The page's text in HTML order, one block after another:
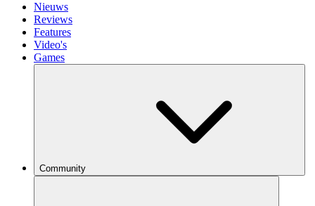
Nieuws
Reviews
Features
Video's
Games
Community